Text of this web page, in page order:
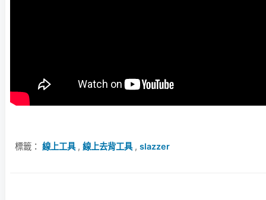
標籤： 線上工具, 線上去背工具, slazzer